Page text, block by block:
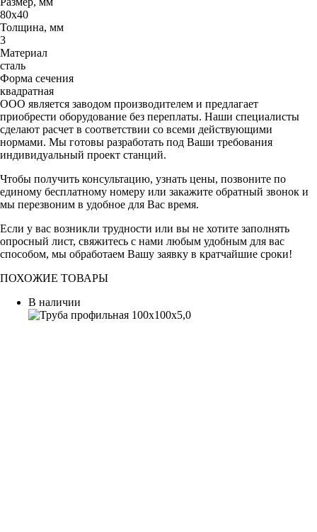
80х40
Толщина, мм
3
Материал
сталь
Форма сечения
квадратная
ООО является заводом производителем и предлагает
приобрести оборудование без переплаты. Наши специалисты
сделают расчет в соответствии со всеми действующими
нормами. Мы готовы разработать под Ваши требования
индивидуальный проект станций.
Чтобы получить консультацию, узнать цены, позвоните по
единому бесплатному номеру или закажите обратный звонок и
мы перезвоним в удобное для Вас время.
Если у вас возникли трудности или вы не хотите заполнять
опросный лист, свяжитесь с нами любым удобным для вас
способом, мы обработаем Вашу заявку в кратчайшие сроки!
ПОХОЖИЕ ТОВАРЫ
В наличии